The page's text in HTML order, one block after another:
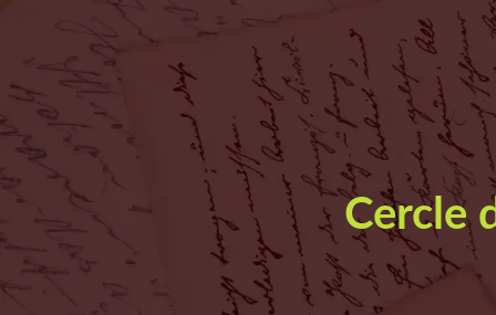
Cercle